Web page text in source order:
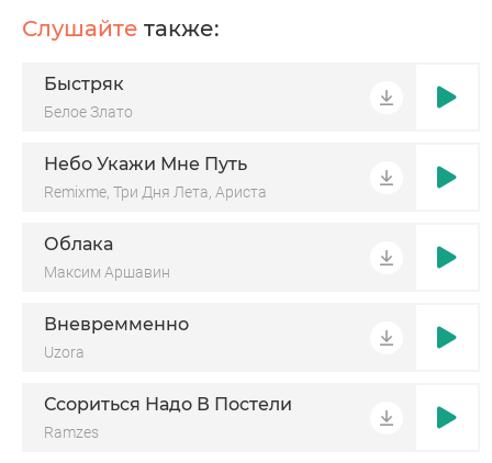
Слушайте также:
Быстряк
Белое Злато
Небо Укажи Мне Путь
Remixme, Три Дня Лета, Ариста
Облака
Максим Аршавин
Вневремменно
Uzora
Ссориться Надо В Постели
Ramzes